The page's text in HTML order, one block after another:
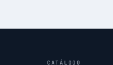
CATÁLOGO